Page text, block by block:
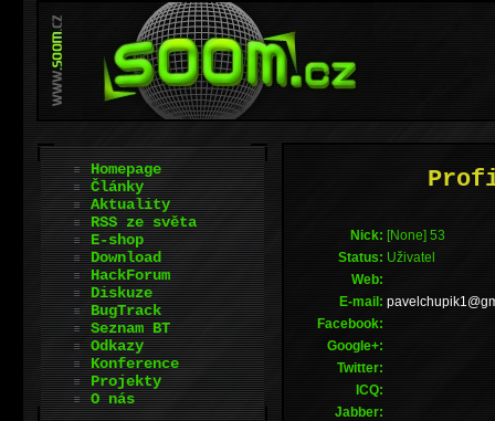
Nick: [None] 53
Status: Uživatel
Web:
E-mail:
Facebook:
Google+:
Twitter:
ICQ:
Jabber:
Homepage
Články
Aktuality
RSS ze světa
E-shop
Download
HackForum
Diskuze
BugTrack
Seznam BT
Odkazy
Konference
Projekty
O nás